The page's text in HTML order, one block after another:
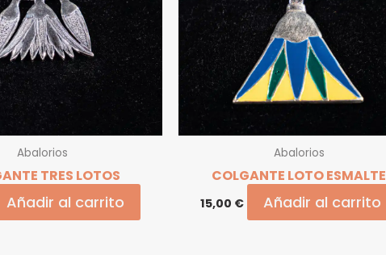
Abalorios
TRES LOTOS
Añadir al carrito
Abalorios
COLGANTE LOTO ESMALTE
15,00 € Añadir al carrito